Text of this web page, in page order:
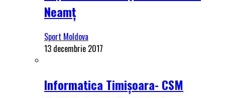
Neamț
Sport Moldova
13 decembrie 2017
Informatica Timișoara- CSM